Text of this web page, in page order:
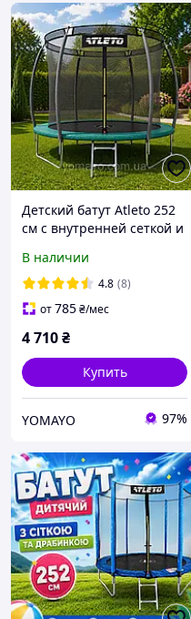
Детский батут Atleto 252
см с внутренней сеткой и
Батут для дома, сада +
перчатки в подарок
В наличии
4.8 (8)
от785₴/мес
4 710₴
Купить
YOMAYO 97%